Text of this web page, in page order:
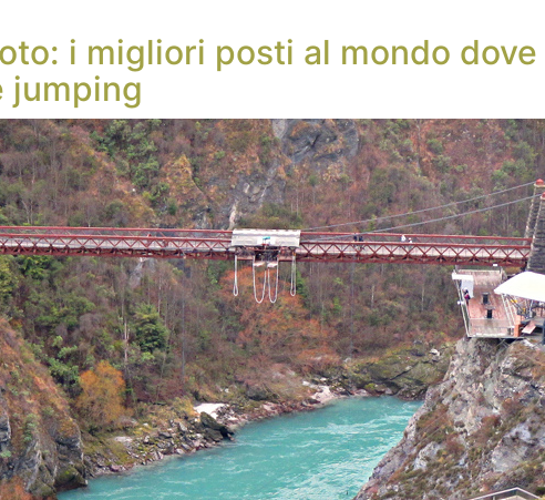
i migliori posti al mondo dove
jumping